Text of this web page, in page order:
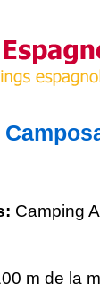
Camping
m de la